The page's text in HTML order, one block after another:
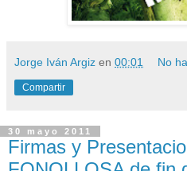
Jorge Iván Argiz en 00:01 No
Compartir
30 mayo 2011
Firmas y